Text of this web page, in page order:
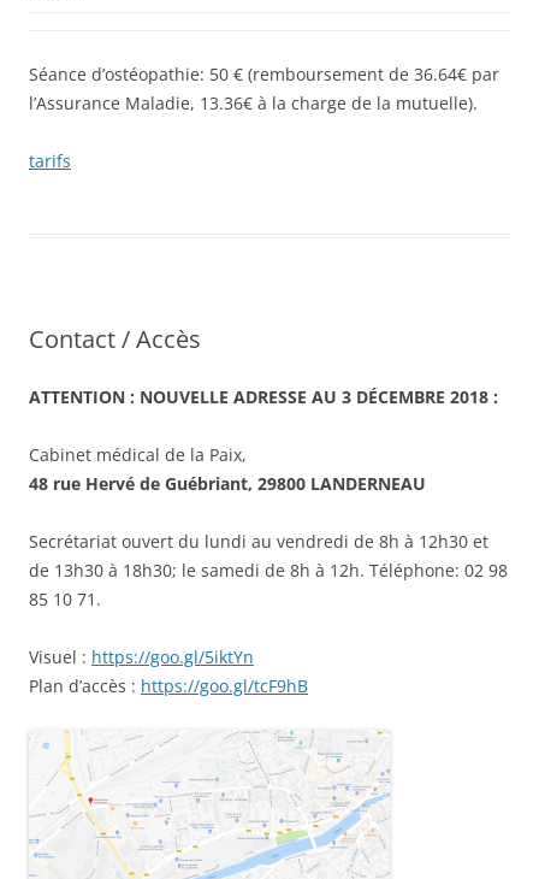
Séance d’ostéopathie: 50 € (remboursement de 36.64€ par
l’Assurance Maladie, 13.36€ à la charge de la mutuelle).
tarifs
Contact / Accès
ATTENTION : NOUVELLE ADRESSE AU 3 DÉCEMBRE 2018 :
Cabinet médical de la Paix,
48 rue Hervé de Guébriant, 29800 LANDERNEAU
Secrétariat ouvert du lundi au vendredi de 8h à 12h30 et
de 13h30 à 18h30; le samedi de 8h à 12h. Téléphone: 02 98
85 10 71.
Visuel : https://goo.gl/5iktYn
Plan d’accès : https://goo.gl/tcF9hB